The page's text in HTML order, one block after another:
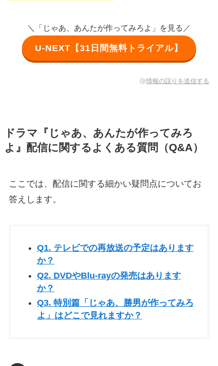
＼「じゃあ、あんたが作ってみろよ」を見る／
U-NEXT【31日間無料トライアル】
情報の誤りを送信する
ドラマ『じゃあ、あんたが作ってみろ
よ』配信に関するよくある質問（Q&A）
ここでは、配信に関する細かい疑問点についてお
答えします。
Q1. テレビでの再放送の予定はあります
か？
Q2. DVDやBlu-rayの発売はあります
か？
Q3. 特別篇「じゃあ、勝男が作ってみろ
よ」はどこで見れますか？